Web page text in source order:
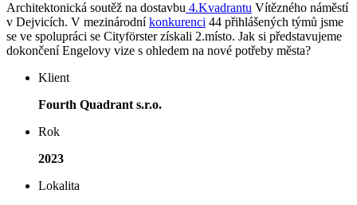
Architektonická soutěž na dostavbu 4.Kvadrantu Vítězného náměstí
v Dejvicích. V mezinárodníkonkurenci 44 přihlášených týmů jsme
se ve spolupráci se Cityförster získali 2.místo. Jak si představujeme
dokončení Engelovy vize s ohledem na nové potřeby města?
Klient
Fourth Quadrant s.r.o.
Rok
2023
Lokalita